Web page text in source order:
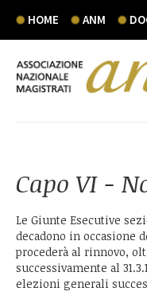
HOME ANM
Capo VI -
Le Giunte Esecutive
decadono in occasione
procederà al rinnovo,
successivamente al
elezioni generali